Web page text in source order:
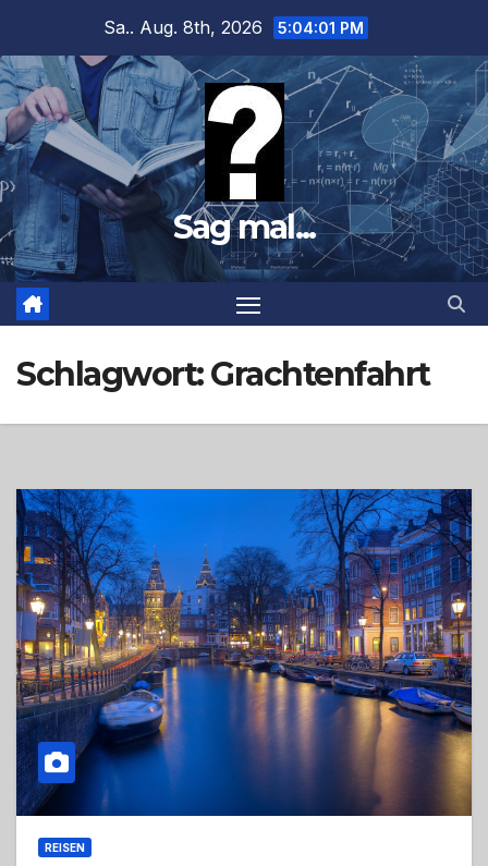
springen
Sa.. Aug. 8th, 2026 5:04:03 PM
Sag mal...
Schlagwort:Grachtenfahrt
REISEN